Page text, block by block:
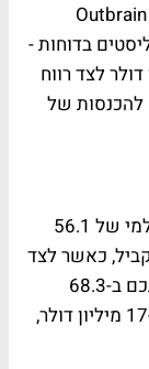
Outbrain
בדוחות -
של 234.6 מיליון דולר לצד רווח
להכנסות של
לרבעון הרביעי החברה דיווחה גם על רווח גולמי של 56.1
הרבעון המקביל, כאשר לצד
זאת הרווח הגולמי Ex-TAC עלה ב-7% והסתכם ב-68.3
מיליון דולר. ה-EBITDA המתואם הסתכם ב-17 מיליון דולר,